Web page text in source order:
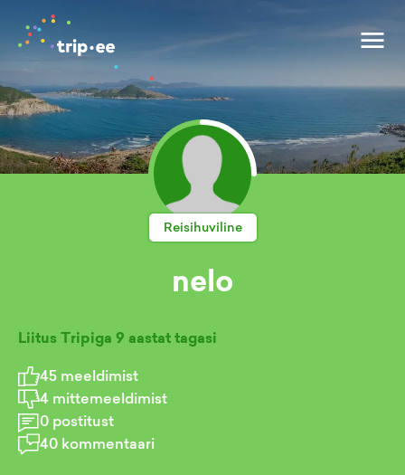
Reisihuviline
nelo
Liitus Tripiga 9 aastat tagasi
45 meeldimist
4 mittemeeldimist
0 postitust
40 kommentaari